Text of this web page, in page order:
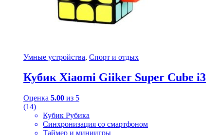
Умные устройства, Спорт и отдых
Кубик Xiaomi Giiker Super Cube i3
Оценка 5.00 из 5
(14)
Кубик Рубика
Синхронизация со смартфоном
Таймер и миниигры